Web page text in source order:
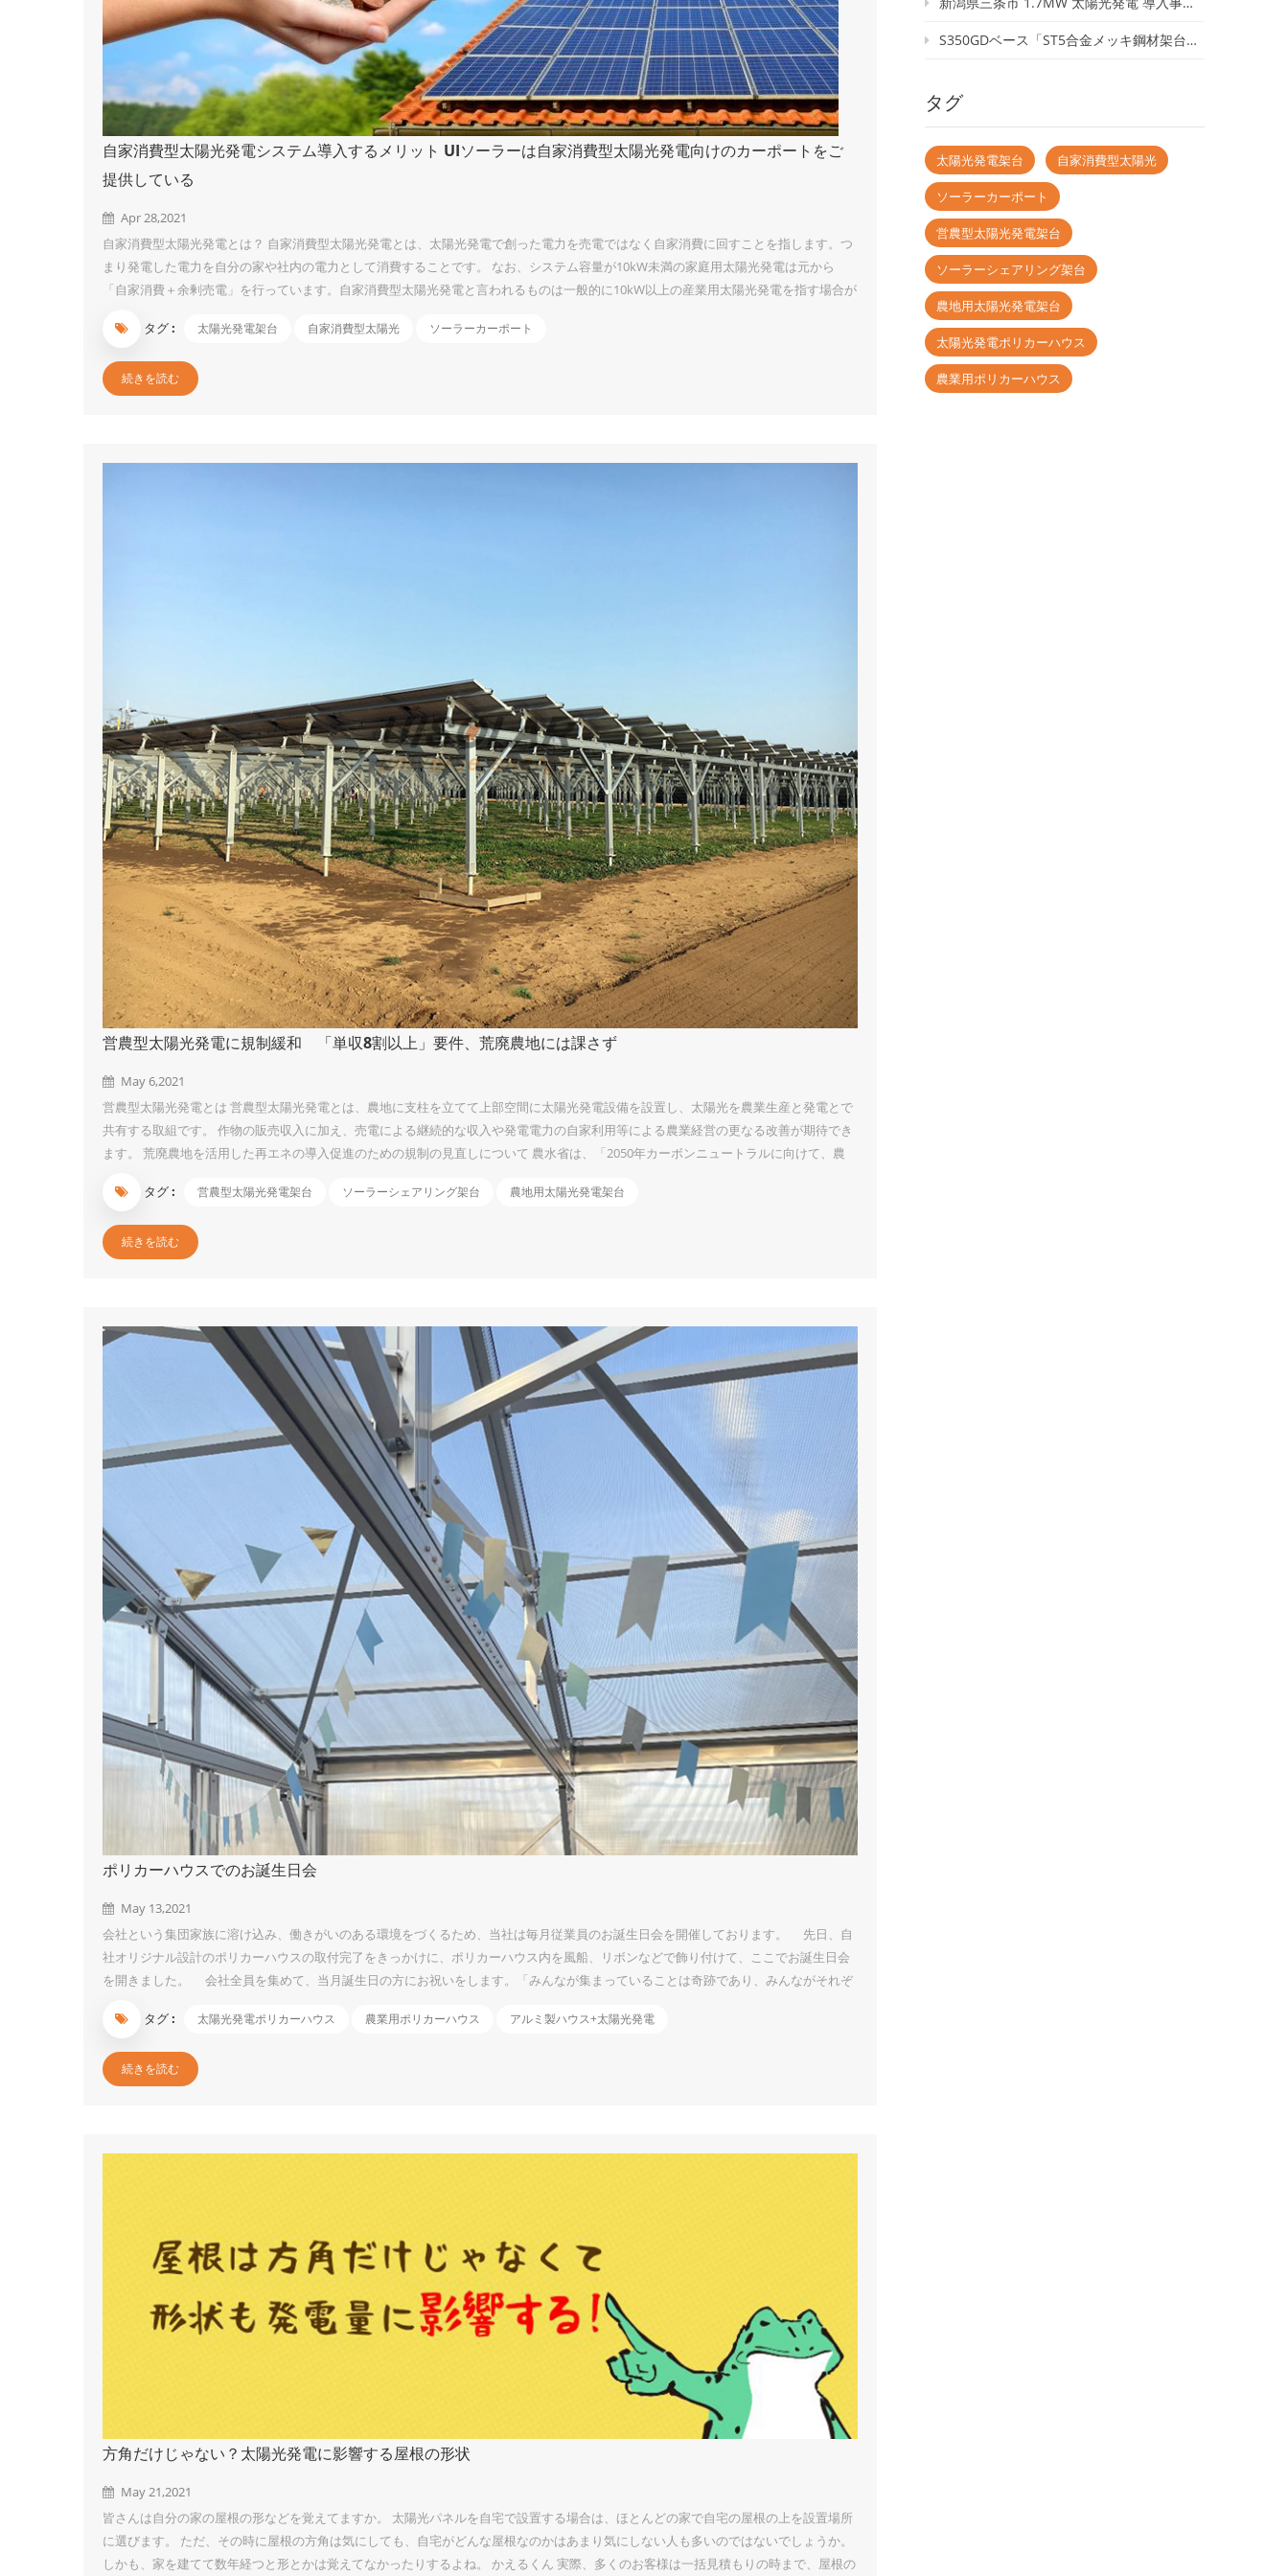
自家消費型太陽光発電システム導入するメリット UIソーラーは自家消費型太陽光発電向けのカーポートをご
提供している
Apr 28,2021
自家消費型太陽光発電とは？ 自家消費型太陽光発電とは、太陽光発電で創った電力を売電ではなく自家消費に回すことを指します。つ
まり発電した電力を自分の家や社内の電力として消費することです。 なお、システム容量が10kW未満の家庭用太陽光発電は元から
「自家消費＋余剰売電」を行っています。自家消費型太陽光発電と言われるものは一般的に10kW以上の産業用太陽光発電を指す場合が
由として以下の2点が挙げられます。 原子力発電の停止 再エネ賦課金の上昇 太陽光発電で自社の電気をまかなう場合は、このような電
気代の値上げの影響を受けず、再生エネルギー発電促進賦課金を支払う必要もないので、電気代を一定の金額に抑えることも可能で
す。 ② デマンドコントロールができる デマンド値とは「30分...
タグ : 太陽光発電架台 自家消費型太陽光 ソーラーカーポート
続きを読む
営農型太陽光発電に規制緩和 「単収8割以上」要件、荒廃農地には課さず
May 6,2021
営農型太陽光発電とは 営農型太陽光発電とは、農地に支柱を立てて上部空間に太陽光発電設備を設置し、太陽光を農業生産と発電とで
共有する取組です。 作物の販売収入に加え、売電による継続的な収入や発電電力の自家利用等による農業経営の更なる改善が期待でき
ます。 荒廃農地を活用した再エネの導入促進のための規制の見直しについて 農水省は、「2050年カーボンニュートラルに向けて、農
置しやすくするために農地転用規制などを見直す」 1）営農型太陽光については、「荒廃農地を再生利用する場合は、おおむね８割以
上の単収を確保する要件は課さず、農地が適正かつ効率的に利用されているか否かによって判断する」とした。加えて、「一時転用期
間（10年以内）が満了する際、営農に支障が生じていない限り、再許可に...
タグ : 営農型太陽光発電架台 ソーラーシェアリング架台 農地用太陽光発電架台
続きを読む
ポリカーハウスでのお誕生日会
May 13,2021
会社という集団家族に溶け込み、働きがいのある環境をづくるため、当社は毎月従業員のお誕生日会を開催しております。 先日、自
社オリジナル設計のポリカーハウスの取付完了をきっかけに、ポリカーハウス内を風船、リボンなどで飾り付けて、ここでお誕生日会
を開きました。 会社全員を集めて、当月誕生日の方にお祝いをします。「みんなが集まっていることは奇跡であり、みんながそれぞ
ケーキ、果物、ジュース、ピザなど美味しいものを食べながら、同僚たちと話しあったり、とても幸せを感じています。私の一番すぎ
なものは酸っぱくて甘いマンゴー・パッションフルーツで～す。今回はパネルイメージ付きのケーキも登場しましたよ！ケーキは美味
しかったですが、その青色が歯につくのはちょっ...
タグ : 太陽光発電ポリカーハウス 農業用ポリカーハウス アルミ製ハウス+太陽光発電
続きを読む
方角だけじゃない？太陽光発電に影響する屋根の形状
May 21,2021
皆さんは自分の家の屋根の形などを覚えてますか。 太陽光パネルを自宅で設置する場合は、ほとんどの家で自宅の屋根の上を設置場所
に選びます。 ただ、その時に屋根の方角は気にしても、自宅がどんな屋根なのかはあまり気にしない人も多いのではないでしょうか。
しかも、家を建てて数年経つと形とかは覚えてなかったりするよね。 かえるくん 実際、多くのお客様は一括見積もりの時まで、屋根の
S350GDベース「ST5合金メッキ鋼材架台」｜高耐腐食・低コストを実現した次世代太陽光架台
タグ
太陽光発電架台 自家消費型太陽光
ソーラーカーポート
営農型太陽光発電架台
ソーラーシェアリング架台
農地用太陽光発電架台
太陽光発電ポリカーハウス
農業用ポリカーハウス